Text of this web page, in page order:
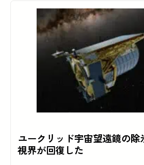
ユークリッド宇宙望遠鏡の除
視界が回復した